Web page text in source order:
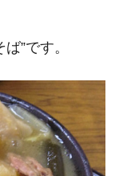
”です。